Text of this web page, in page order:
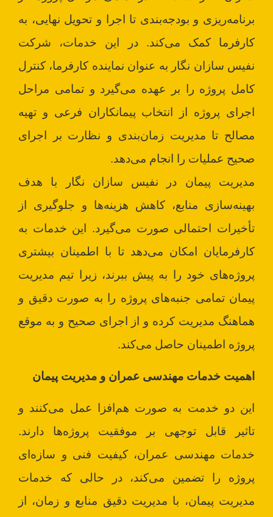
برنامه‌ریزی و بودجه‌بندی تا اجرا و تحویل نهایی، به
کارفرما کمک می‌کند. در این خدمات، شرکت
نفیس سازان نگار به عنوان نماینده کارفرما، کنترل
کامل پروژه را بر عهده می‌گیرد و تمامی مراحل
اجرای پروژه از انتخاب پیمانکاران فرعی و تهیه
مصالح تا مدیریت زمان‌بندی و نظارت بر اجرای
صحیح عملیات را انجام می‌دهد.
مدیریت پیمان در نفیس سازان نگار با هدف
بهینه‌سازی منابع، کاهش هزینه‌ها و جلوگیری از
تأخیرات احتمالی صورت می‌گیرد. این خدمات به
کارفرمایان امکان می‌دهد تا با اطمینان بیشتری
پروژه‌های خود را به پیش ببرند، زیرا تیم مدیریت
پیمان تمامی جنبه‌های پروژه را به صورت دقیق و
هماهنگ مدیریت کرده و از اجرای صحیح و به موقع
پروژه اطمینان حاصل می‌کند.
اهمیت خدمات مهندسی عمران و مدیریت پیمان
این دو خدمت به صورت هم‌افزا عمل می‌کنند و
تاثیر قابل توجهی بر موفقیت پروژه‌ها دارند.
خدمات مهندسی عمران، کیفیت فنی و سازه‌ای
پروژه را تضمین می‌کند، در حالی که خدمات
مدیریت پیمان، با مدیریت دقیق منابع و زمان، از